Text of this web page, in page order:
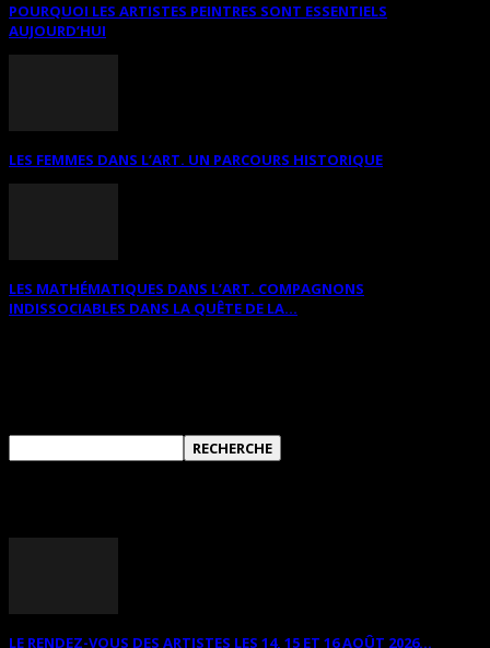
POURQUOI LES ARTISTES PEINTRES SONT ESSENTIELS
AUJOURD’HUI
LES FEMMES DANS L’ART. UN PARCOURS HISTORIQUE
LES MATHÉMATIQUES DANS L’ART. COMPAGNONS
INDISSOCIABLES DANS LA QUÊTE DE LA...
LE RENDEZ-VOUS DES ARTISTES LES 14, 15 ET 16 AOÛT 2026...